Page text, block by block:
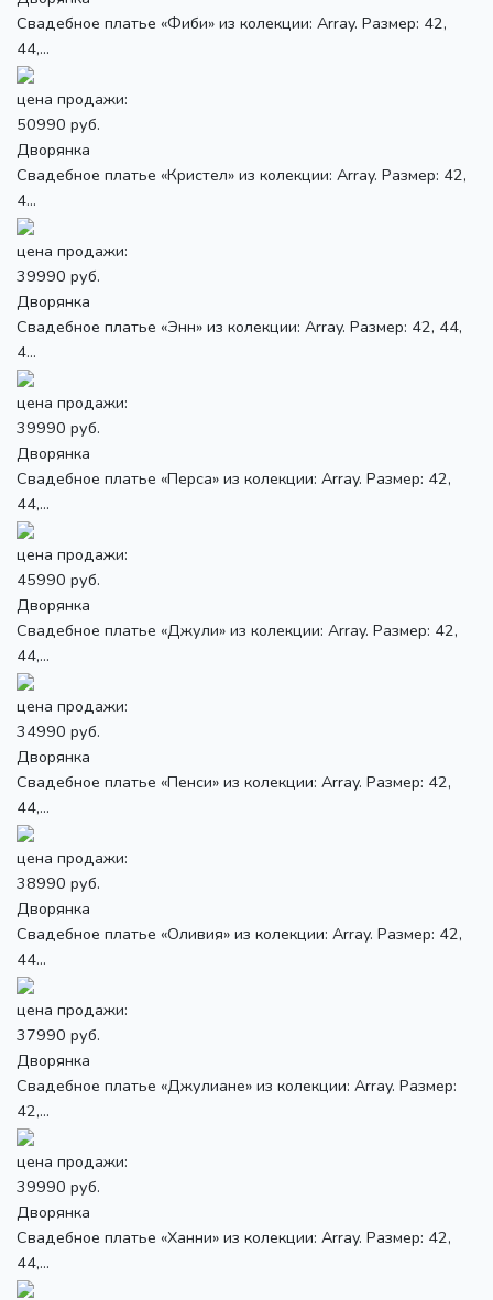
Свадебное платье «Фиби» из колекции: Array. Размер: 42,
44,...
цена продажи:
50990 руб.
Дворянка
Свадебное платье «Кристел» из колекции: Array. Размер: 42,
4...
цена продажи:
39990 руб.
Дворянка
Свадебное платье «Энн» из колекции: Array. Размер: 42, 44,
4...
цена продажи:
39990 руб.
Дворянка
Свадебное платье «Перса» из колекции: Array. Размер: 42,
44,...
цена продажи:
45990 руб.
Дворянка
Свадебное платье «Джули» из колекции: Array. Размер: 42,
44,...
цена продажи:
34990 руб.
Дворянка
Свадебное платье «Пенси» из колекции: Array. Размер: 42,
44,...
цена продажи:
38990 руб.
Дворянка
Свадебное платье «Оливия» из колекции: Array. Размер: 42,
44...
цена продажи:
37990 руб.
Дворянка
Свадебное платье «Джулиане» из колекции: Array. Размер:
42,...
цена продажи:
39990 руб.
Дворянка
Свадебное платье «Ханни» из колекции: Array. Размер: 42,
44,...